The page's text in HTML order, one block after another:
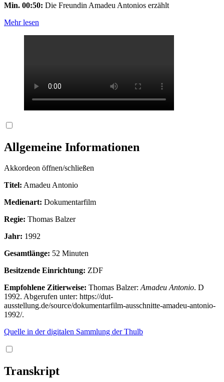
Min. 00:50: Die Freundin Amadeu Antonios erzählt
Mehr lesen
Allgemeine Informationen
Akkordeon öffnen/schließen
Titel: Amadeu Antonio
Medienart: Dokumentarfilm
Regie: Thomas Balzer
Jahr: 1992
Gesamtlänge: 52 Minuten
Besitzende Einrichtung: ZDF
Empfohlene Zitierweise: Thomas Balzer:Amadeu Antonio. D
1992. Abgerufen unter: https://dut-
ausstellung.de/source/dokumentarfilm-ausschnitte-amadeu-antonio-
1992/.
Quelle in der digitalen Sammlung der Thulb
Transkript